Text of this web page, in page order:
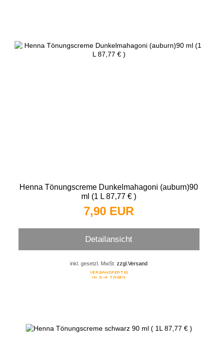
Henna Tönungscreme Dunkelmahagoni (auburn)90
ml (1 L 87,77 € )
7,90 EUR
Detailansicht
inkl. gesetzl. MwSt.zzgl.Versand